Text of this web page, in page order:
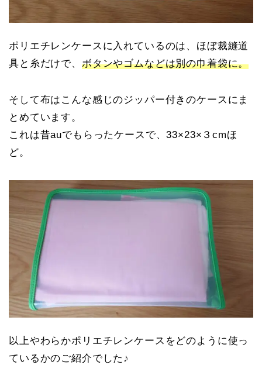
ポリエチレンケースに入れているのは、ほぼ裁縫道
具と糸だけで、 ボタンやゴムなどは別の巾着袋に。
そして布はこんな感じのジッパー付きのケースにま
とめています。
これは昔auでもらったケースで、33×23×３cmほ
ど。
以上やわらかポリエチレンケースをどのように使っ
ているかのご紹介でした♪